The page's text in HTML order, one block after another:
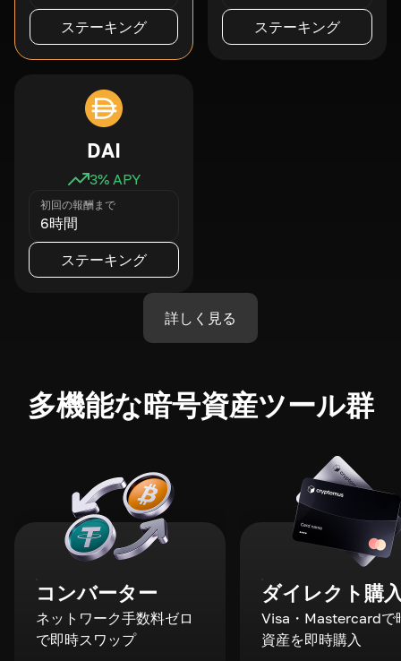
ステーキング ステーキング
DAI
3% APY
初回の報酬まで
6時間
ステーキング
詳しく見る
多機能な暗号資産ツール群
コンバーター
ネットワーク手数料ゼロ
で即時スワップ
ダイレクト購
Visa・Mastercardで
資産を即時購入